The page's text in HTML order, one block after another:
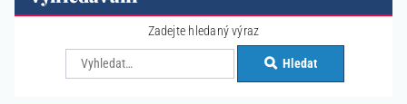
Zadejte hledaný výraz
Hledat